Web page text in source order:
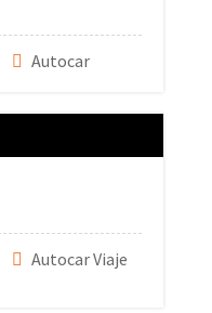
Autocar
Autocar Viaje